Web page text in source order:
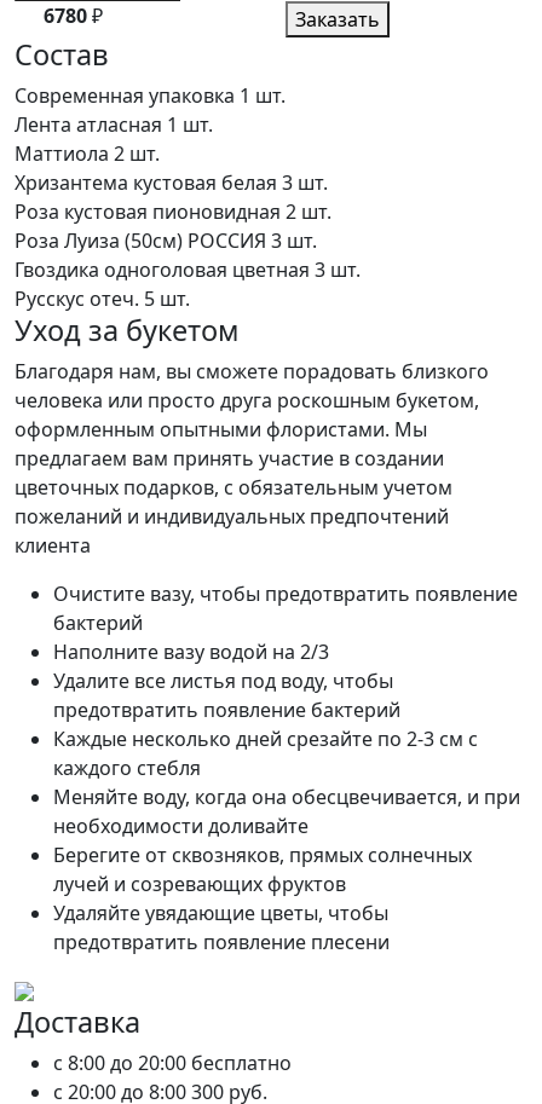
6780₽ Заказать
Состав
Современная упаковка 1 шт.
Лента атласная 1 шт.
Маттиола 2 шт.
Хризантема кустовая белая 3 шт.
Роза кустовая пионовидная 2 шт.
Роза Луиза (50см) РОССИЯ 3 шт.
Гвоздика одноголовая цветная 3 шт.
Русскус отеч. 5 шт.
Уход за букетом
Благодаря нам, вы сможете порадовать близкого
человека или просто друга роскошным букетом,
оформленным опытными флористами. Мы
предлагаем вам принять участие в создании
цветочных подарков, с обязательным учетом
пожеланий и индивидуальных предпочтений
клиента
Очистите вазу, чтобы предотвратить появление
бактерий
Наполните вазу водой на 2/3
Удалите все листья под воду, чтобы
предотвратить появление бактерий
Каждые несколько дней срезайте по 2-3 см с
каждого стебля
Меняйте воду, когда она обесцвечивается, и при
необходимости доливайте
Берегите от сквозняков, прямых солнечных
лучей и созревающих фруктов
Удаляйте увядающие цветы, чтобы
предотвратить появление плесени
Доставка
c 8:00 до 20:00 бесплатно
c 20:00 до 8:00300 руб.